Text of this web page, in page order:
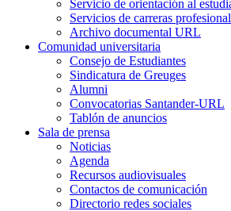
Servicio de orientación al
Servicios de carreras
Archivo documental URL
Comunidad universitaria
Consejo de Estudiantes
Sindicatura de Greuges
Alumni
Convocatorias Santander-URL
Tablón de anuncios
Sala de prensa
Noticias
Agenda
Recursos audiovisuales
Contactos de comunicación
Directorio redes sociales